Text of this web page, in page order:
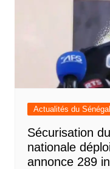
Actualités du Sénégal
Sécurisation
nationale
annonce 289